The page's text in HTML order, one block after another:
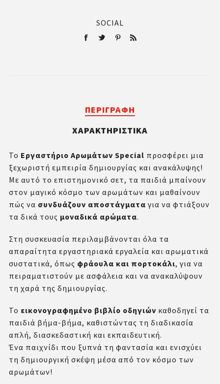
SOCIAL
ΠΕΡΙΓΡΑΦΉ
ΧΑΡΑΚΤΗΡΙΣΤΙΚΆ
Το Εργαστήριο Αρωμάτων Special προσφέρει μια
ξεχωριστή εμπειρία δημιουργίας και ανακάλυψης!
Με αυτό το επιστημονικό σετ, τα παιδιά μπαίνουν
στον μαγικό κόσμο των αρωμάτων και μαθαίνουν
πώς να συνδυάζουν αποστάγματα για να φτιάξουν
τα δικά τους μοναδικά αρώματα.
Στη συσκευασία περιλαμβάνονται όλα τα
απαραίτητα εργαστηριακά εργαλεία και αρωματικά
συστατικά, όπως φράουλα και πορτοκάλι, για να
πειραματιστούν με ασφάλεια και να ανακαλύψουν
τη χαρά της δημιουργίας.
Το εικονογραφημένο βιβλίο οδηγιών καθοδηγεί τα
παιδιά βήμα-βήμα, καθιστώντας τη διαδικασία
απλή, διασκεδαστική και εκπαιδευτική.
Ένα παιχνίδι που ξυπνά τη φαντασία και ενισχύει
τη δημιουργική σκέψη μέσα από τον κόσμο των
αρωμάτων!